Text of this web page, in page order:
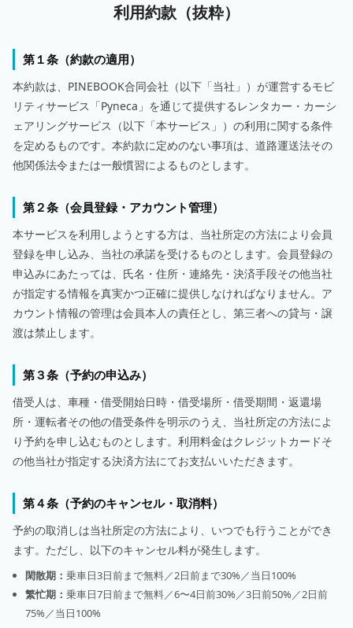
利用約款（抜粋）
第１条（約款の適用）
本約款は、PINEBOOK合同会社（以下「当社」）が運営するモビ
リティサービス「Pyneca」を通じて提供するレンタカー・カーシ
ェアリングサービス（以下「本サービス」）の利用に関する条件
を定めるものです。本約款に定めのない事項は、道路運送法その
他関係法令または一般慣習によるものとします。
第２条（会員登録・アカウント管理）
本サービスを利用しようとする方は、当社所定の方法により会員
登録を申し込み、当社の承諾を受けるものとします。会員登録の
申込みにあたっては、氏名・住所・連絡先・決済手段その他当社
が指定する情報を真実かつ正確に提供しなければなりません。ア
カウント情報の管理は会員本人の責任とし、第三者への貸与・譲
渡は禁止します。
第３条（予約の申込み）
借受人は、車種・借受開始日時・借受場所・借受期間・返還場
所・運転者その他の借受条件を明示のうえ、当社所定の方法によ
り予約を申し込むものとします。利用料金はクレジットカードそ
の他当社が指定する決済方法にてお支払いいただきます。
第４条（予約のキャンセル・取消料）
予約の取消しは当社所定の方法により、いつでも行うことができ
ます。ただし、以下のキャンセル料が発生します。
閑散期： 乗車日3日前まで無料／2日前まで30%／当日100%
繁忙期： 乗車日7日前まで無料／6〜4日前30%／3日前50%／2日前
75%／当日100%